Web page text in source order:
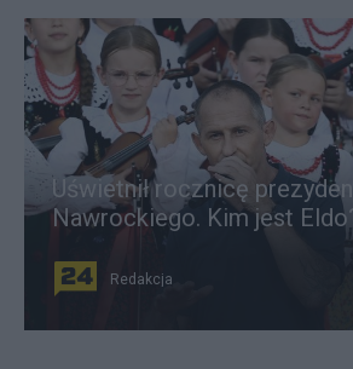
Uświetnił rocznicę
Nawrockiego. Kim jest
Redakcja